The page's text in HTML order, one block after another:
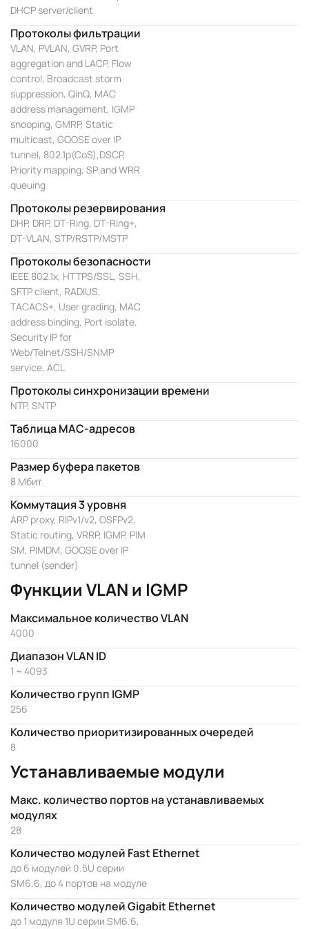
DHCP server/client
Протоколы фильтрации
VLAN, PVLAN, GVRP, Port
aggregation and LACP, Flow
control, Broadcast storm
suppression, QinQ, MAC
address management, IGMP
snooping, GMRP, Static
multicast, GOOSE over IP
tunnel, 802.1p(CoS),DSCP,
Priority mapping, SP and WRR
queuing
Протоколы резервирования
DHP, DRP, DT-Ring, DT-Ring+,
DT-VLAN, STP/RSTP/MSTP
Протоколы безопасности
IEEE 802.1x, HTTPS/SSL, SSH,
SFTP client, RADIUS,
TACACS+, User grading, MAC
address binding, Port isolate,
Security IP for
Web/Telnet/SSH/SNMP
service, ACL
Протоколы синхронизации времени
NTP, SNTP
Таблица MAC-адресов
16000
Размер буфера пакетов
8 Мбит
Коммутация 3 уровня
ARP proxy, RIPv1/v2, OSFPv2,
Static routing, VRRP, IGMP, PIM
SM, PIMDM, GOOSE over IP
tunnel (sender)
Функции VLAN и IGMP
Максимальное количество VLAN
4000
Диапазон VLAN ID
1 ~ 4093
Количество групп IGMP
256
Количество приоритизированных очередей
8
Устанавливаемые модули
Макс. количество портов на устанавливаемых
модулях
28
Количество модулей Fast Ethernet
до 6 модулей 0.5U серии
SM6.6, до 4 портов на модуле
Количество модулей Gigabit Ethernet
до 1 модуля 1U серии SM6.6,